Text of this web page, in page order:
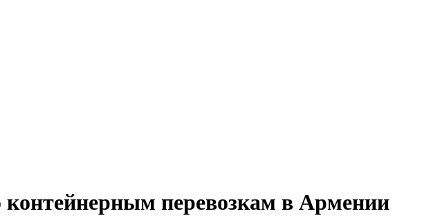
контейнерным перевозкам в Армении